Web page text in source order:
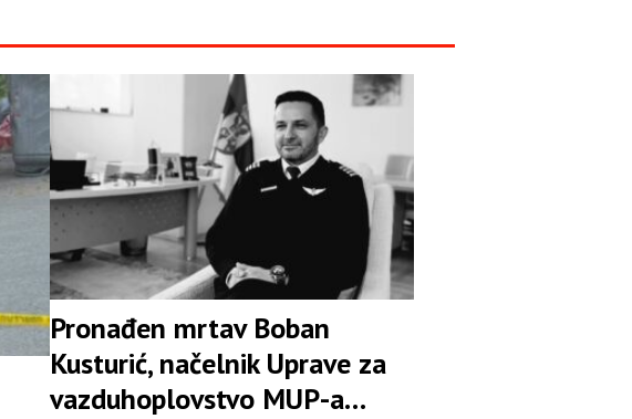
Pronađen mrtav Boban
Kusturić, načelnik Uprave za
vazduhoplovstvo MUP-a